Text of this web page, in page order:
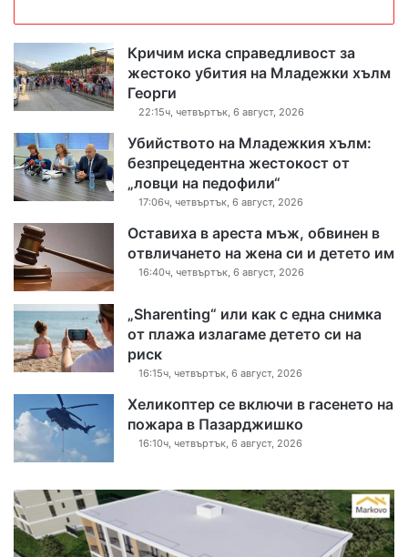
Кричим иска справедливост за
жестоко убития на Младежки хълм
Георги
22:15ч, четвъртък, 6 август, 2026
Убийството на Младежкия хълм:
безпрецедентна жестокост от
„ловци на педофили“
17:06ч, четвъртък, 6 август, 2026
Оставиха в ареста мъж, обвинен в
отвличането на жена си и детето им
16:40ч, четвъртък, 6 август, 2026
„Sharenting“ или как с една снимка
от плажа излагаме детето си на
риск
16:15ч, четвъртък, 6 август, 2026
Хеликоптер се включи в гасенето на
пожара в Пазарджишко
16:10ч, четвъртък, 6 август, 2026